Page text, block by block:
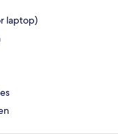
laptop)